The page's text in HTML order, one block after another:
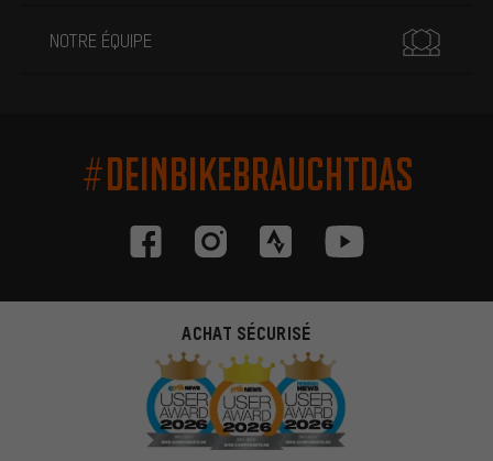
NOTRE ÉQUIPE
#DEINBIKEBRAUCHTDAS
ACHAT SÉCURISÉ